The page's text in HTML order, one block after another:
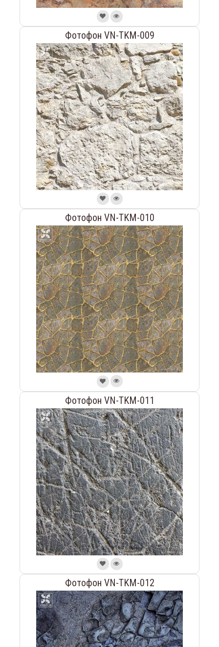
Фотофон VN-TKM-009
Фотофон VN-TKM-010
Фотофон VN-TKM-011
Фотофон VN-TKM-012